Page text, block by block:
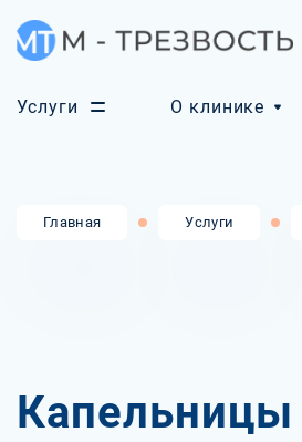
Услуги О клинике
Главная Услуги
Капельницы